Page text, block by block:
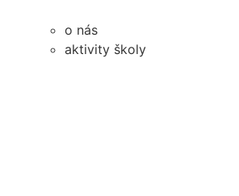
o nás
aktivity školy